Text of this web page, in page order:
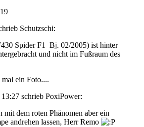
Schutzschi:
Spider F1 Bj. 02/2005) ist hinter
und nicht im Fußraum des
ein Foto....
schrieb PoxiPower:
mit dem roten Phänomen aber ein
andrehen lassen, Herr Remo